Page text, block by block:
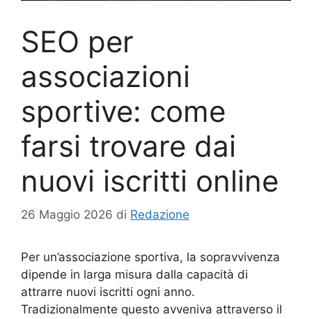
SEO per
associazioni
sportive: come
farsi trovare dai
nuovi iscritti online
26 Maggio 2026 di Redazione
Per un’associazione sportiva, la sopravvivenza
dipende in larga misura dalla capacità di
attrarre nuovi iscritti ogni anno.
Tradizionalmente questo avveniva attraverso il